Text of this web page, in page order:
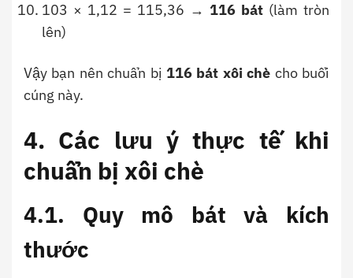
103 × 1,12 = 115,36 → 116 bát (làm tròn
lên)
Vậy bạn nên chuẩn bị 116 bát xôi chè cho buổi
cúng này.
4. Các lưu ý thực tế khi
chuẩn bị xôi chè
4.1. Quy mô bát và kích
thước